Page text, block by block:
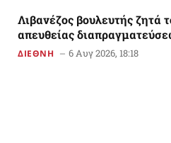
Λιβανέζος βουλευτής ζητά
απευθείας
ΔΙΕΘΝΗ 6 Αυγ 2026, 18:18